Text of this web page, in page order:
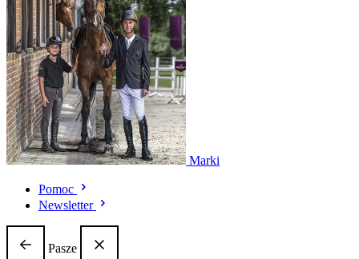
Marki
Pomoc
Newsletter
Pasze